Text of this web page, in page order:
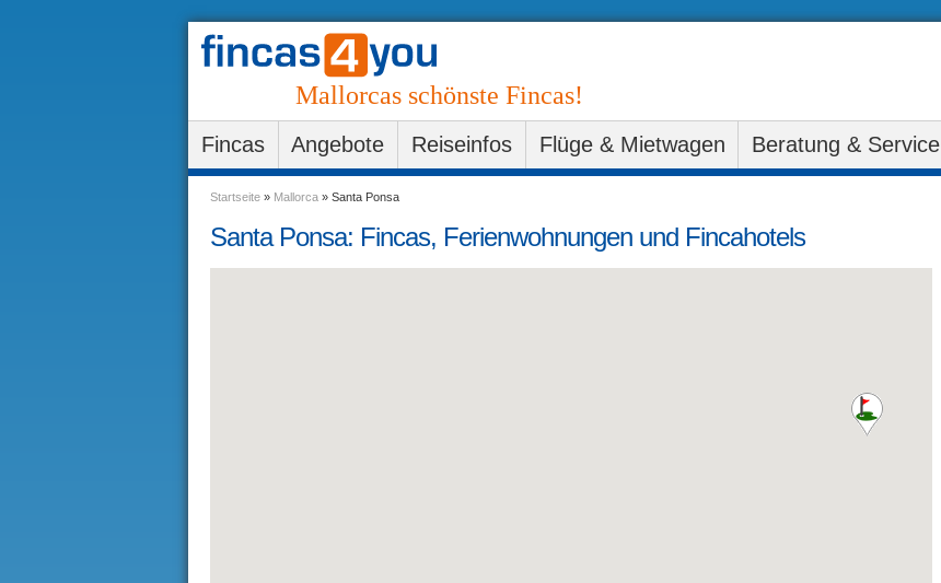
Mallorcas schönste Fincas!
Fincas Angebote Reiseinfos Flüge & Mietwagen Beratung & Service
Startseite » Mallorca » Santa Ponsa
Santa Ponsa: Fincas, Ferienwohnungen und Fincahotels